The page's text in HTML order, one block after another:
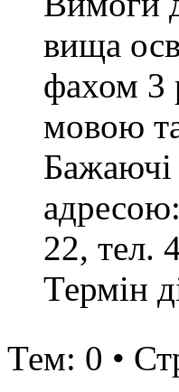
вища
фахом 3
мовою
Бажаючі
22, тел.
Термін
Тем: 0 •